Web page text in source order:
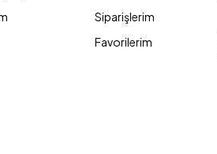
Siparişlerim
Favorilerim